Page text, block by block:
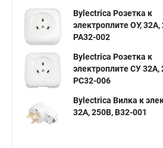
Bylectrica Розетка к
электроплите ОУ, 32А,
РА32-002
Bylectrica Розетка к
электроплите СУ 32А,
РС32-006
Bylectrica Вилка к
32А, 250В, В32-001